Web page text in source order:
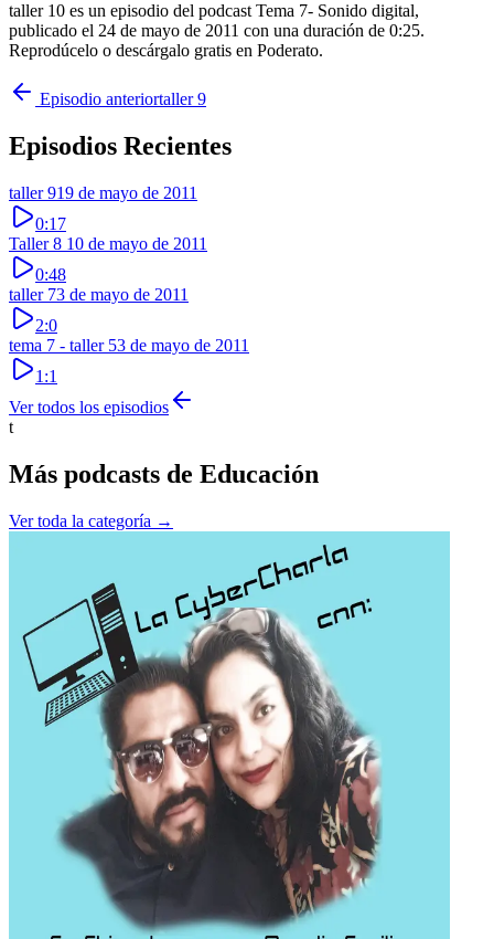
taller 10 es un episodio del podcast Tema 7- Sonido digital,
publicado el 24 de mayo de 2011 con una duración de 0:25.
Reprodúcelo o descárgalo gratis en Poderato.
Episodio anteriortaller 9
Episodios Recientes
taller 919 de mayo de 2011
0:17
Taller 8 10 de mayo de 2011
0:48
taller 73 de mayo de 2011
2:0
tema 7 - taller 53 de mayo de 2011
1:1
Ver todos los episodios
t
Más podcasts de Educación
Ver toda la categoría →